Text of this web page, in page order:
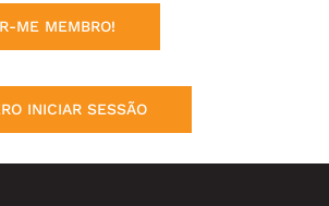
ME MEMBRO!
INICIAR SESSÃO